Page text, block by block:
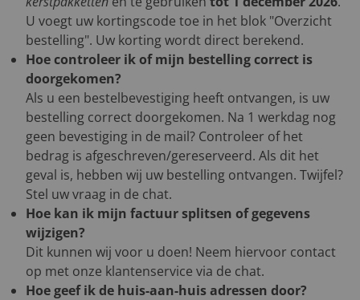
U voegt uw kortingscode toe in het blok "Overzicht
bestelling". Uw korting wordt direct berekend.
Hoe controleer ik of mijn bestelling correct is
doorgekomen?
Als u een bestelbevestiging heeft ontvangen, is uw
bestelling correct doorgekomen. Na 1 werkdag nog
geen bevestiging in de mail? Controleer of het
bedrag is afgeschreven/gereserveerd. Als dit het
geval is, hebben wij uw bestelling ontvangen. Twijfel?
Stel uw vraag in de chat.
Hoe kan ik mijn factuur splitsen of gegevens
wijzigen?
Dit kunnen wij voor u doen! Neem hiervoor contact
op met onze klantenservice via de chat.
Hoe geef ik de huis-aan-huis adressen door?